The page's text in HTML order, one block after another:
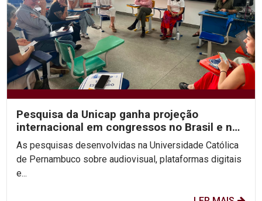
Pesquisa da Unicap ganha projeção
internacional em congressos no Brasil e no
México
As pesquisas desenvolvidas na Universidade Católica
de Pernambuco sobre audiovisual, plataformas digitais
e...